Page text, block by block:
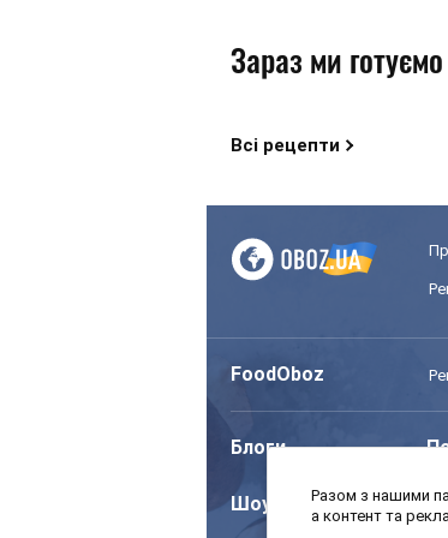
Зараз ми готуємо
Всі рецепти
FoodOboz
Блоги
Шоу
Разом з нашими
а контент та